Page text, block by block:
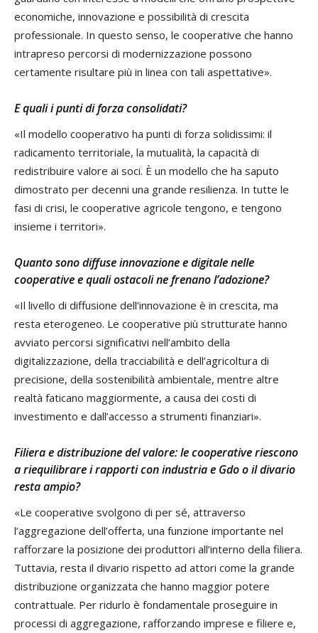
economiche, innovazione e possibilità di crescita
professionale. In questo senso, le cooperative che hanno
intrapreso percorsi di modernizzazione possono
certamente risultare più in linea con tali aspettative».
E quali i punti di forza consolidati?
«Il modello cooperativo ha punti di forza solidissimi: il
radicamento territoriale, la mutualità, la capacità di
redistribuire valore ai soci. È un modello che ha saputo
dimostrato per decenni una grande resilienza. In tutte le
fasi di crisi, le cooperative agricole tengono, e tengono
insieme i territori».
Quanto sono diffuse innovazione e digitale nelle
cooperative e quali ostacoli ne frenano l’adozione?
«Il livello di diffusione dell’innovazione è in crescita, ma
resta eterogeneo. Le cooperative più strutturate hanno
avviato percorsi significativi nell’ambito della
digitalizzazione, della tracciabilità e dell’agricoltura di
precisione, della sostenibilità ambientale, mentre altre
realtà faticano maggiormente, a causa dei costi di
investimento e dall’accesso a strumenti finanziari».
Filiera e distribuzione del valore: le cooperative riescono
a riequilibrare i rapporti con industria e Gdo o il divario
resta ampio?
«Le cooperative svolgono di per sé, attraverso
l’aggregazione dell’offerta, una funzione importante nel
rafforzare la posizione dei produttori all’interno della filiera.
Tuttavia, resta il divario rispetto ad attori come la grande
distribuzione organizzata che hanno maggior potere
contrattuale. Per ridurlo è fondamentale proseguire in
processi di aggregazione, rafforzando imprese e filiere e,